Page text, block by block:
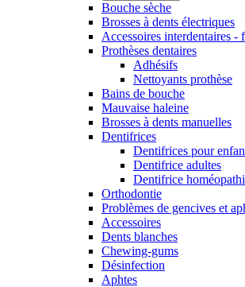
Bouche sèche
Brosses à dents électriques
Accessoires interdentaires -
Prothèses dentaires
Adhésifs
Nettoyants prothèse
Bains de bouche
Mauvaise haleine
Brosses à dents manuelles
Dentifrices
Dentifrices pour
Dentifrice adultes
Dentifrice
Orthodontie
Problèmes de gencives et
Accessoires
Dents blanches
Chewing-gums
Désinfection
Aphtes